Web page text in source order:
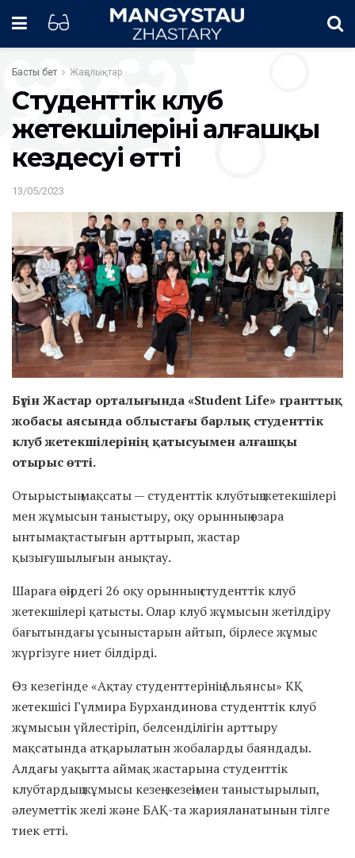
Басты бет Жаңалықтар
Студенттік клуб
жетекшілерінің алғашқы
кездесуі өтті
13/05/2023
Бүгін Жастар орталығында «Student Life» гранттық
жобасы аясында облыстағы барлық студенттік
клуб жетекшілерінің қатысуымен алғашқы
отырыс өтті.
Отырыстың мақсаты — студенттік клубтың жетекшілері
мен жұмысын таныстыру, оқу орынның өзара
ынтымақтастығын арттырып, жастар
қызығушылығын анықтау.
Шараға өңірдегі 26 оқу орынның студенттік клуб
жетекшілері қатысты. Олар клуб жұмысын жетілдіру
бағытындағы ұсыныстарын айтып, бірлесе жұмыс
жүргізуге ниет білдірді.
Өз кезегінде «Ақтау студенттерінің Альянсы» КҚ
жетекшісі Гүлмира Бурхандинова студенттік клуб
жұмысын үйлестіріп, белсенділігін арттыру
мақсатында атқарылатын жобаларды баяндады.
Алдағы уақытта аймақ жастарына студенттік
клубтардың жұмысы кезең-кезеңімен таныстырылып,
әлеуметтік желі және БАҚ-та жарияланатынын тілге
тиек етті.